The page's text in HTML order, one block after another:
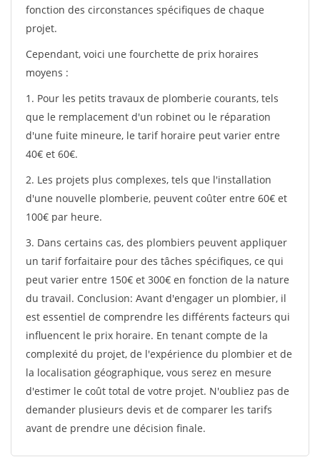
fonction des circonstances spécifiques de chaque
projet.
Cependant, voici une fourchette de prix horaires
moyens :
1. Pour les petits travaux de plomberie courants, tels
que le remplacement d'un robinet ou le réparation
d'une fuite mineure, le tarif horaire peut varier entre
40€ et 60€.
2. Les projets plus complexes, tels que l'installation
d'une nouvelle plomberie, peuvent coûter entre 60€ et
100€ par heure.
3. Dans certains cas, des plombiers peuvent appliquer
un tarif forfaitaire pour des tâches spécifiques, ce qui
peut varier entre 150€ et 300€ en fonction de la nature
du travail. Conclusion: Avant d'engager un plombier, il
est essentiel de comprendre les différents facteurs qui
influencent le prix horaire. En tenant compte de la
complexité du projet, de l'expérience du plombier et de
la localisation géographique, vous serez en mesure
d'estimer le coût total de votre projet. N'oubliez pas de
demander plusieurs devis et de comparer les tarifs
avant de prendre une décision finale.